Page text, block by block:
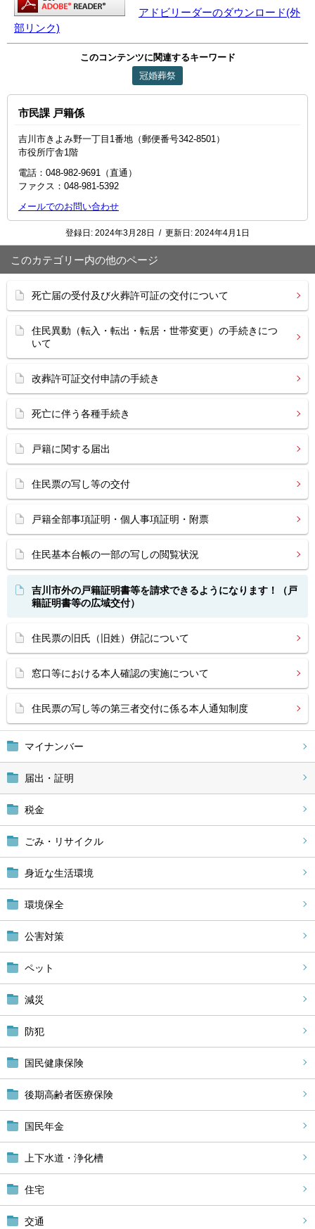
マイナンバー
届出・証明
税金
ごみ・リサイクル
身近な生活環境
環境保全
公害対策
ペット
減災
防犯
国民健康保険
後期高齢者医療保険
国民年金
上下水道・浄化槽
住宅
交通
アドビリーダーのダウンロード(外
部リンク)
このコンテンツに関連するキーワード
冠婚葬祭
市民課 戸籍係
吉川市きよみ野一丁目1番地（郵便番号342-8501）
市役所庁舎1階
電話：048‐982‐9691（直通）
ファクス：048‐981‐5392
メールでのお問い合わせ
登録日: 2024年3月28日 / 更新日: 2024年4月1日
このカテゴリー内の他のページ
死亡届の受付及び火葬許可証の交付について
住民異動（転入・転出・転居・世帯変更）の手続きにつ
いて
改葬許可証交付申請の手続き
死亡に伴う各種手続き
戸籍に関する届出
住民票の写し等の交付
戸籍全部事項証明・個人事項証明・附票
住民基本台帳の一部の写しの閲覧状況
吉川市外の戸籍証明書等を請求できるようになります！（戸
籍証明書等の広域交付）
住民票の旧氏（旧姓）併記について
窓口等における本人確認の実施について
住民票の写し等の第三者交付に係る本人通知制度